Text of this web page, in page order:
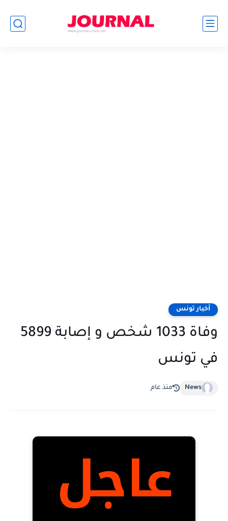
أخبار تونس
وفاة 1033 شخص و إصابة 5899
في تونس
News منذ عام